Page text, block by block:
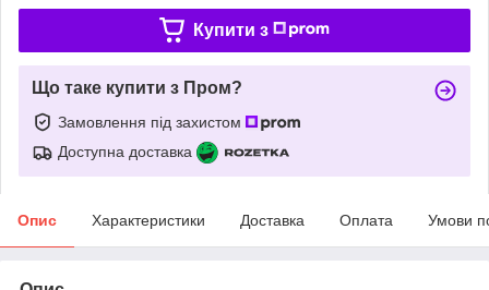
Купити з
Що таке купити з Пром?
Замовлення під захистом
Доступна доставка
Опис Характеристики Доставка Оплата Умови